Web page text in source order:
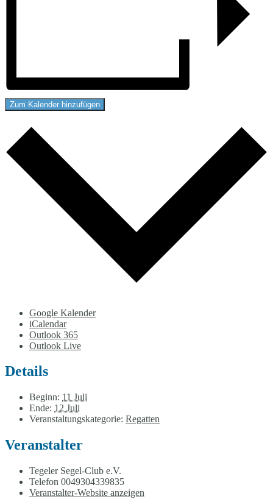
Zum Kalender hinzufügen
Google Kalender
iCalendar
Outlook 365
Outlook Live
Details
Beginn: 11 Juli
Ende: 12 Juli
Veranstaltungskategorie: Regatten
Veranstalter
Tegeler Segel-Club e.V.
Telefon 0049304339835
Veranstalter-Website anzeigen